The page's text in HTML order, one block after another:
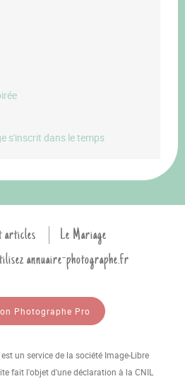
s'inscrit dans le temps
articles
Le Mariage
annuaire-photographe.fr
Photographe Pro
un service de la société Image-Libre
fait l'objet d'une déclaration à la CNIL